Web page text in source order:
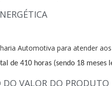
Automotiva para atender
de 410 horas (sendo 18
DO VALOR DO PRODUTO